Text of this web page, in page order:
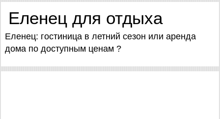
Еленец для отдыха
Еленец: гостиница в летний сезон или аренда
дома по доступным ценам ?